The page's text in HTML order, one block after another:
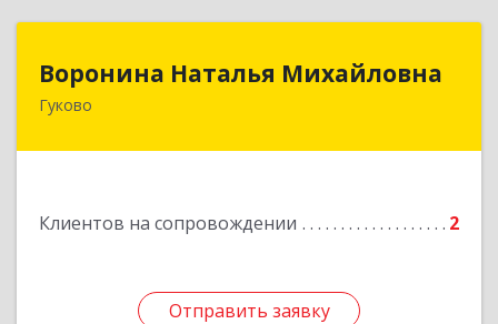
Воронина Наталья Михайловна
Гуково
Клиентов на сопровождении 2
Отправить заявку
Воронина Наталья Михайловна
Отправить заявку